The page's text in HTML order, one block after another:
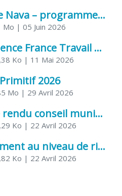
Tribu de Nava – programme et inscriptions été 2026
Mo | 05 Juin 2026
Permanence France Travail au CCAS de Saujon Juin 2026
Ko | 11 Mai 2026
2026
Mo | 29 Avril 2026
Compte rendu conseil municipal – 7 avril 2026
Ko | 22 Avril 2026
Abaissement au niveau de risque modéré de l’Influenza aviaire
Ko | 22 Avril 2026